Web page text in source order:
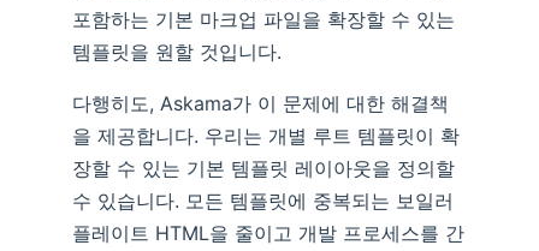
포함하는 기본 마크업 파일을 확장할 수 있는
템플릿을 원할 것입니다.
다행히도, Askama가 이 문제에 대한 해결책
을 제공합니다. 우리는 개별 루트 템플릿이 확
장할 수 있는 기본 템플릿 레이아웃을 정의할
수 있습니다. 모든 템플릿에 중복되는 보일러
플레이트 HTML을 줄이고 개발 프로세스를 간